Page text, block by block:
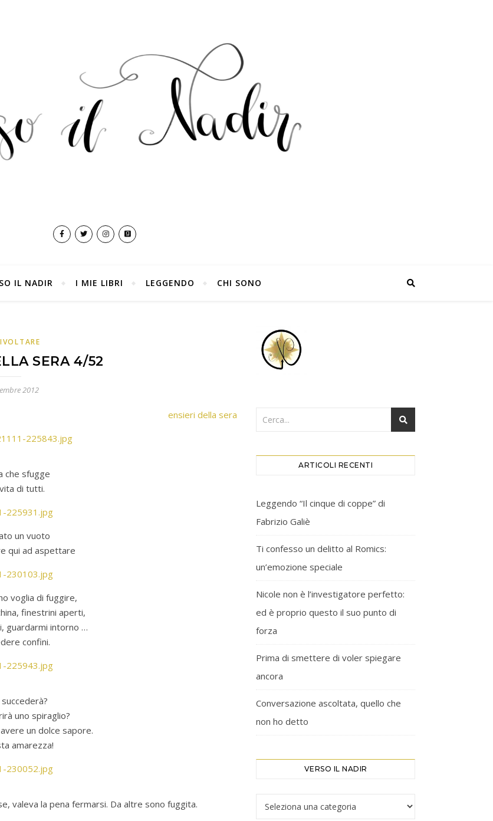
IL NADIR I MIE LIBRI LEGGENDO CHI SONO
SERA 4/52
2012
ensieri della sera
che sfugge
di tutti.
un vuoto
qui ad aspettare
voglia di fuggire,
finestrini aperti,
guardarmi intorno …
confini.
uno spiraglio?
un dolce sapore.
amarezza!
valeva la pena fermarsi. Da altre sono fuggita.
ARTICOLI RECENTI
Leggendo “Il cinque di coppe” di
Fabrizio Galiè
Ti confesso un delitto al Romics:
un’emozione speciale
Nicole non è l’investigatore perfetto:
ed è proprio questo il suo punto di
forza
Prima di smettere di voler spiegare
ancora
Conversazione ascoltata, quello che
non ho detto
VERSO IL NADIR